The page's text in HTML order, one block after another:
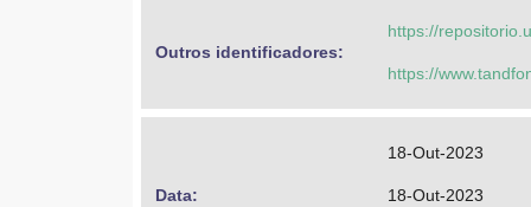
Outros identificadores:
https://
https://
Data:
18-Out-2023
18-Out-2023